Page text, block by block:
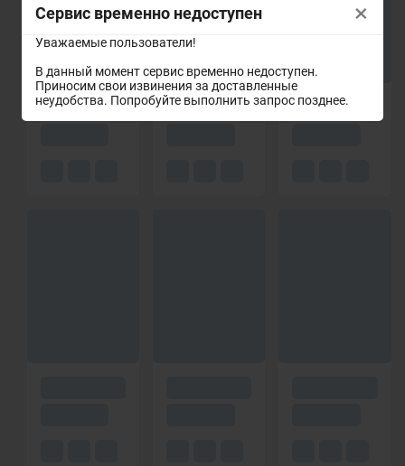
Сервис временно недоступен
Уважаемые пользователи!
В данный момент сервис временно недоступен.
Приносим свои извинения за доставленные
неудобства. Попробуйте выполнить запрос позднее.
×